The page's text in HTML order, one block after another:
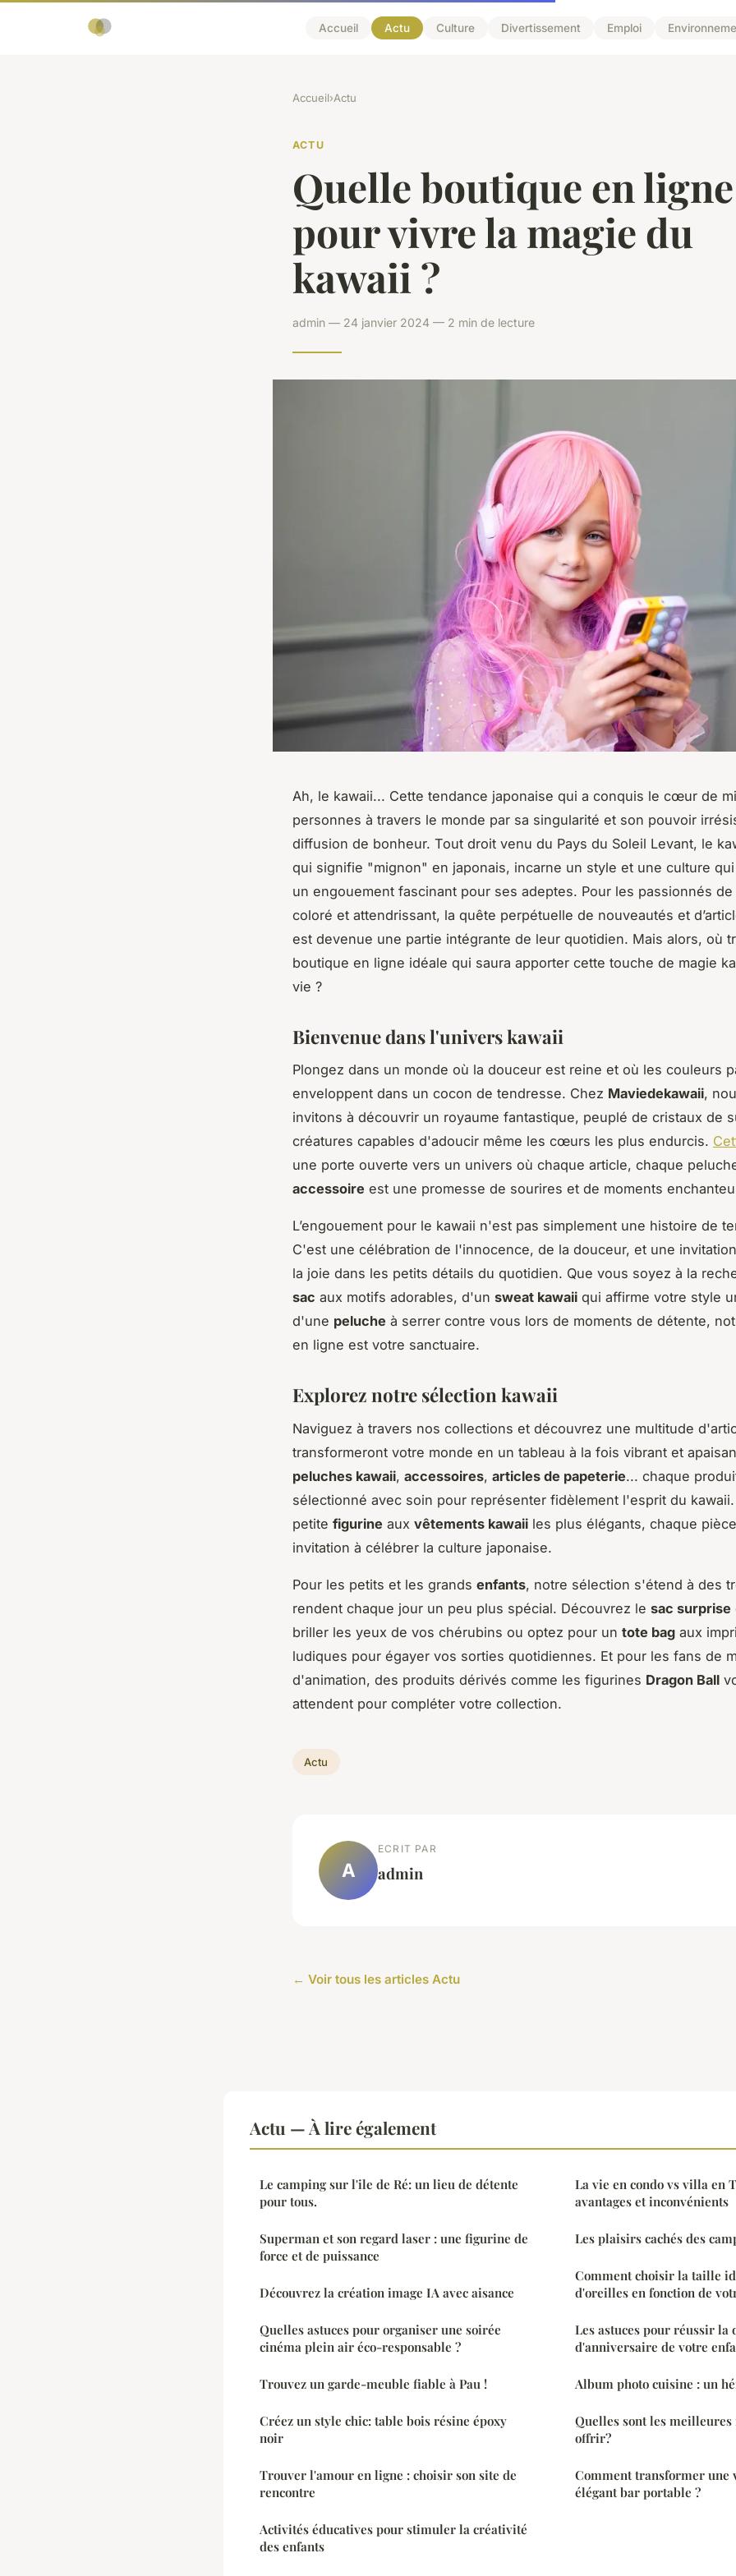
Accueil Actu Culture Divertissement Emploi
Accueil›Actu
ACTU
Quelle boutique en ligne
pour vivre la magie du
kawaii ?
admin — 24 janvier 2024 — 2 min de lecture
Ah, le kawaii... Cette tendance japonaise qui a conquis le cœur de
personnes à travers le monde par sa singularité et son pouvoir
diffusion de bonheur. Tout droit venu du Pays du Soleil Levant, le
qui signifie "mignon" en japonais, incarne un style et une culture
un engouement fascinant pour ses adeptes. Pour les passionnés
coloré et attendrissant, la quête perpétuelle de nouveautés et
est devenue une partie intégrante de leur quotidien. Mais alors, où
boutique en ligne idéale qui saura apporter cette touche de magie
vie ?
Bienvenue dans l'univers kawaii
Plongez dans un monde où la douceur est reine et où les couleurs
enveloppent dans un cocon de tendresse. Chez Maviedekawaii,
invitons à découvrir un royaume fantastique, peuplé de cristaux de
créatures capables d'adoucir même les cœurs les plus endurcis.
une porte ouverte vers un univers où chaque article, chaque
accessoire est une promesse de sourires et de moments
L’engouement pour le kawaii n'est pas simplement une histoire de
C'est une célébration de l'innocence, de la douceur, et une
la joie dans les petits détails du quotidien. Que vous soyez à la
sac aux motifs adorables, d'un sweat kawaii qui affirme votre style
d'une peluche à serrer contre vous lors de moments de détente,
en ligne est votre sanctuaire.
Explorez notre sélection kawaii
Naviguez à travers nos collections et découvrez une multitude
transformeront votre monde en un tableau à la fois vibrant et
peluches kawaii, accessoires, articles de papeterie... chaque
sélectionné avec soin pour représenter fidèlement l'esprit du
petite figurine aux vêtements kawaii les plus élégants, chaque
invitation à célébrer la culture japonaise.
Pour les petits et les grands enfants, notre sélection s'étend à des
rendent chaque jour un peu plus spécial. Découvrez le sac surprise
briller les yeux de vos chérubins ou optez pour un tote bag aux
ludiques pour égayer vos sorties quotidiennes. Et pour les fans de
d'animation, des produits dérivés comme les figurines Dragon Ball
attendent pour compléter votre collection.
Actu
A
ECRIT PAR
admin
← Voir tous les articles Actu
Actu — À lire également
Le camping sur l'ile de Ré: un lieu de détente
pour tous.
Superman et son regard laser : une figurine de
force et de puissance
Découvrez la création image IA avec aisance
Quelles astuces pour organiser une soirée
cinéma plein air éco-responsable ?
Trouvez un garde-meuble fiable à Pau !
Créez un style chic: table bois résine époxy
noir
Trouver l'amour en ligne : choisir son site de
rencontre
Activités éducatives pour stimuler la créativité
des enfants
La vie en condo vs villa en
avantages et inconvénients
Les plaisirs cachés des
Comment choisir la taille
d'oreilles en fonction de
Les astuces pour réussir la
d'anniversaire de votre
Album photo cuisine : un
Quelles sont les meilleures
offrir?
Comment transformer une
élégant bar portable ?